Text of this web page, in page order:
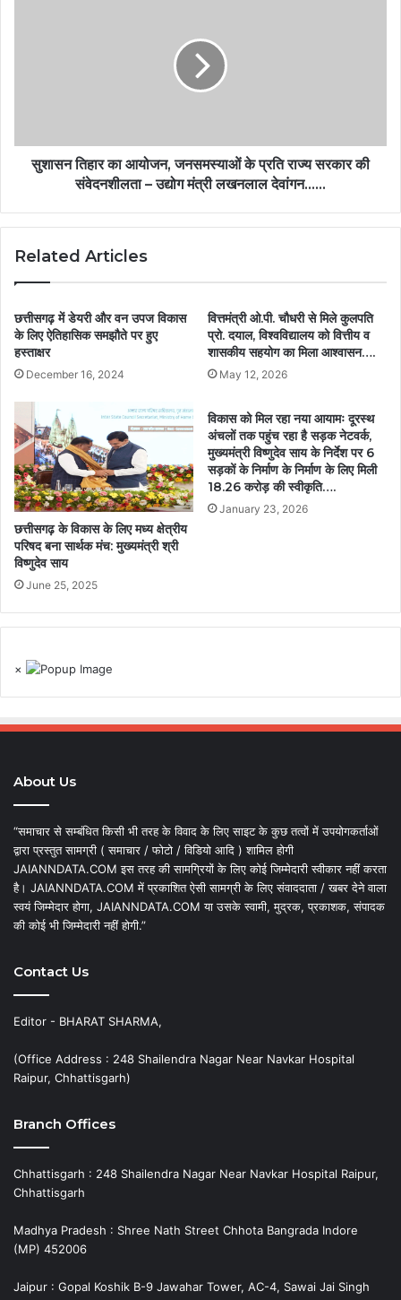
सुशासन तिहार का आयोजन, जनसमस्याओं के प्रति राज्य सरकार की
संवेदनशीलता – उद्योग मंत्री लखनलाल देवांगन……
Related Articles
छत्तीसगढ़ में डेयरी और वन उपज विकास
के लिए ऐतिहासिक समझौते पर हुए
हस्ताक्षर
December 16, 2024
वित्तमंत्री ओ.पी. चौधरी से मिले कुलपति
प्रो. दयाल, विश्वविद्यालय को वित्तीय व
शासकीय सहयोग का मिला आश्वासन….
May 12, 2026
छत्तीसगढ़ के विकास के लिए मध्य क्षेत्रीय
परिषद बना सार्थक मंच: मुख्यमंत्री श्री
विष्णुदेव साय
June 25, 2025
विकास को मिल रहा नया आयामः दूरस्थ
अंचलों तक पहुंच रहा है सड़क नेटवर्क,
मुख्यमंत्री विष्णुदेव साय के निर्देश पर 6
सड़कों के निर्माण के निर्माण के लिए मिली
18.26 करोड़ की स्वीकृति….
January 23, 2026
×
About Us
“समाचार से सम्बंधित किसी भी तरह के विवाद के लिए साइट के कुछ तत्वों में उपयोगकर्ताओं
द्वारा प्रस्तुत सामग्री ( समाचार / फोटो / विडियो आदि ) शामिल होगी
JAIANNDATA.COM इस तरह की सामग्रियों के लिए कोई जिम्मेदारी स्वीकार नहीं करता
है। JAIANNDATA.COM में प्रकाशित ऐसी सामग्री के लिए संवाददाता / खबर देने वाला
स्वयं जिम्मेदार होगा, JAIANNDATA.COM या उसके स्वामी, मुद्रक, प्रकाशक, संपादक
की कोई भी जिम्मेदारी नहीं होगी.”
Contact Us
Editor - BHARAT SHARMA,
(Office Address : 248 Shailendra Nagar Near Navkar Hospital
Raipur, Chhattisgarh)
Branch Offices
Chhattisgarh : 248 Shailendra Nagar Near Navkar Hospital Raipur,
Chhattisgarh
Madhya Pradesh : Shree Nath Street Chhota Bangrada Indore
(MP) 452006
Jaipur : Gopal Koshik B-9 Jawahar Tower, AC-4, Sawai Jai Singh